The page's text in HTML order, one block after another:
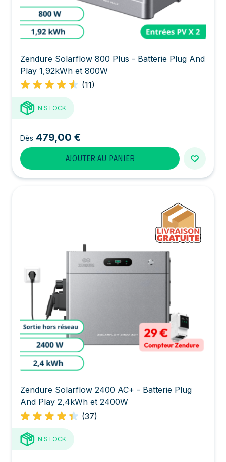
Zendure Solarflow 800 Plus - Batterie Plug And
Play 1,92kWh et 800W
(11)
EN STOCK
Dès 479,00 €
AJOUTER AU PANIER
Zendure Solarflow 2400 AC+ - Batterie Plug
And Play 2,4kWh et 2400W
(37)
EN STOCK